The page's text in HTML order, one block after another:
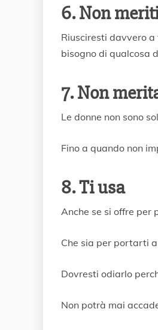
6. Non
Riusciresti davvero
bisogno di qualcosa
7. Non
Le donne non sono
Fino a quando non
8. Ti usa
Anche se si offre per
Che sia per portarti
Dovresti odiarlo
Non potrà mai